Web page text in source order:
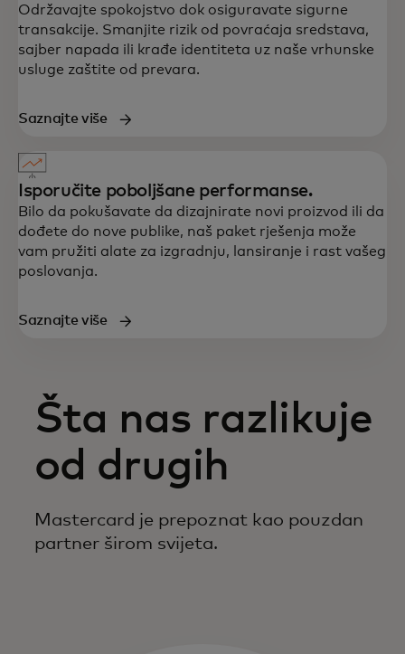
Održavajte spokojstvo dok osiguravate sigurne
transakcije. Smanjite rizik od povraćaja sredstava,
sajber napada ili krađe identiteta uz naše vrhunske
usluge zaštite od prevara.
Saznajte više
Isporučite poboljšane performanse.
Bilo da pokušavate da dizajnirate novi proizvod ili da
dođete do nove publike, naš paket rješenja može
vam pružiti alate za izgradnju, lansiranje i rast vašeg
poslovanja.
Saznajte više
Šta nas razlikuje
od drugih
Mastercard je prepoznat kao pouzdan
partner širom svijeta.